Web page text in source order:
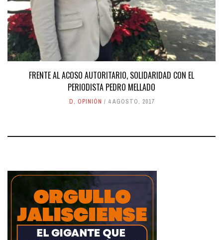
FRENTE AL ACOSO AUTORITARIO, SOLIDARIDAD CON EL
PERIODISTA PEDRO MELLADO
D, OPINIÓN 4 AGOSTO, 2017